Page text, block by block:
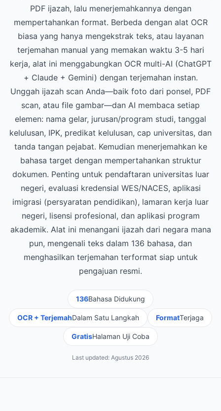
PDF ijazah, lalu menerjemahkannya dengan
mempertahankan format. Berbeda dengan alat OCR
biasa yang hanya mengekstrak teks, atau layanan
terjemahan manual yang memakan waktu 3-5 hari
kerja, alat ini menggabungkan OCR multi-AI (ChatGPT
+ Claude + Gemini) dengan terjemahan instan.
Unggah ijazah scan Anda—baik foto dari ponsel, PDF
scan, atau file gambar—dan AI membaca setiap
elemen: nama gelar, jurusan/program studi, tanggal
kelulusan, IPK, predikat kelulusan, cap universitas, dan
tanda tangan pejabat. Kemudian menerjemahkan ke
bahasa target dengan mempertahankan struktur
dokumen. Penting untuk pendaftaran universitas luar
negeri, evaluasi kredensial WES/NACES, aplikasi
imigrasi (persyaratan pendidikan), lamaran kerja luar
negeri, lisensi profesional, dan aplikasi program
akademik. Alat ini menangani ijazah dari negara mana
pun, mengenali teks dalam 136 bahasa, dan
menghasilkan terjemahan terformat siap untuk
pengajuan resmi.
136Bahasa Didukung
OCR + TerjemahDalam Satu Langkah FormatTerjaga
GratisHalaman Uji Coba
Last updated: Agustus 2026